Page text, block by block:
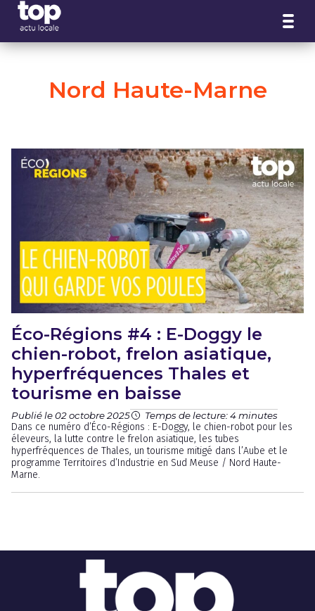
Nord Haute-Marne
Éco-Régions #4 : E-Doggy le
chien-robot, frelon asiatique,
hyperfréquences Thales et
tourisme en baisse
Publié le 02 octobre 2025 Temps de lecture: 4 minutes
Dans ce numéro d’Éco-Régions : E-Doggy, le chien-robot pour les
éleveurs, la lutte contre le frelon asiatique, les tubes
hyperfréquences de Thales, un tourisme mitigé dans l’Aube et le
programme Territoires d’Industrie en Sud Meuse / Nord Haute-
Marne.
Panneau de gestion des cookies